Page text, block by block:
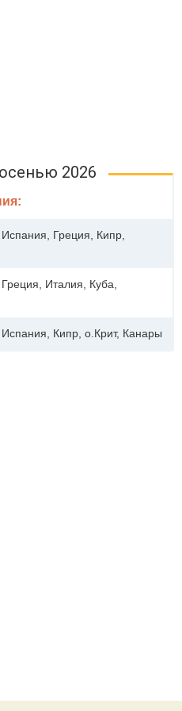
2026
Греция, Кипр,
Италия, Куба,
Испания, Кипр, о.Крит, Канары